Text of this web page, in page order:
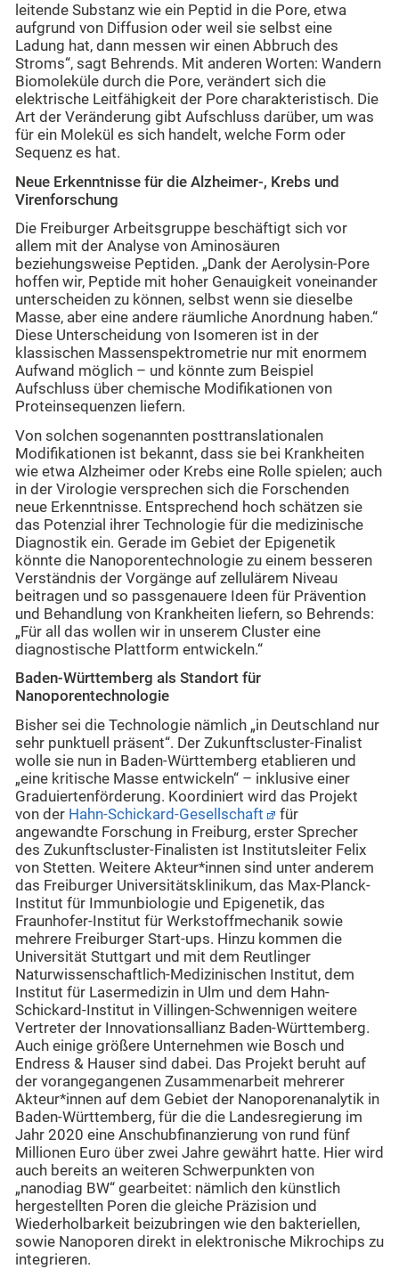
leitende Substanz wie ein Peptid in die Pore, etwa
aufgrund von Diffusion oder weil sie selbst eine
Ladung hat, dann messen wir einen Abbruch des
Stroms“, sagt Behrends. Mit anderen Worten: Wandern
Biomoleküle durch die Pore, verändert sich die
elektrische Leitfähigkeit der Pore charakteristisch. Die
Art der Veränderung gibt Aufschluss darüber, um was
für ein Molekül es sich handelt, welche Form oder
Sequenz es hat.
Neue Erkenntnisse für die Alzheimer-, Krebs und
Virenforschung
Die Freiburger Arbeitsgruppe beschäftigt sich vor
allem mit der Analyse von Aminosäuren
beziehungsweise Peptiden. „Dank der Aerolysin-Pore
hoffen wir, Peptide mit hoher Genauigkeit voneinander
unterscheiden zu können, selbst wenn sie dieselbe
Masse, aber eine andere räumliche Anordnung haben.“
Diese Unterscheidung von Isomeren ist in der
klassischen Massenspektrometrie nur mit enormem
Aufwand möglich – und könnte zum Beispiel
Aufschluss über chemische Modifikationen von
Proteinsequenzen liefern.
Von solchen sogenannten posttranslationalen
Modifikationen ist bekannt, dass sie bei Krankheiten
wie etwa Alzheimer oder Krebs eine Rolle spielen; auch
in der Virologie versprechen sich die Forschenden
neue Erkenntnisse. Entsprechend hoch schätzen sie
das Potenzial ihrer Technologie für die medizinische
Diagnostik ein. Gerade im Gebiet der Epigenetik
könnte die Nanoporentechnologie zu einem besseren
Verständnis der Vorgänge auf zellulärem Niveau
beitragen und so passgenauere Ideen für Prävention
und Behandlung von Krankheiten liefern, so Behrends:
„Für all das wollen wir in unserem Cluster eine
diagnostische Plattform entwickeln.“
Baden-Württemberg als Standort für
Nanoporentechnologie
Bisher sei die Technologie nämlich „in Deutschland nur
sehr punktuell präsent“. Der Zukunftscluster-Finalist
wolle sie nun in Baden-Württemberg etablieren und
„eine kritische Masse entwickeln“ – inklusive einer
Graduiertenförderung. Koordiniert wird das Projekt
von der Hahn-Schickard-Gesellschaft
für
angewandte Forschung in Freiburg, erster Sprecher
des Zukunftscluster-Finalisten ist Institutsleiter Felix
von Stetten. Weitere Akteur*innen sind unter anderem
das Freiburger Universitätsklinikum, das Max-Planck-
Institut für Immunbiologie und Epigenetik, das
Fraunhofer-Institut für Werkstoffmechanik sowie
mehrere Freiburger Start-ups. Hinzu kommen die
Universität Stuttgart und mit dem Reutlinger
Naturwissenschaftlich-Medizinischen Institut, dem
Institut für Lasermedizin in Ulm und dem Hahn-
Schickard-Institut in Villingen-Schwennigen weitere
Vertreter der Innovationsallianz Baden-Württemberg.
Auch einige größere Unternehmen wie Bosch und
Endress & Hauser sind dabei. Das Projekt beruht auf
der vorangegangenen Zusammenarbeit mehrerer
Akteur*innen auf dem Gebiet der Nanoporenanalytik in
Baden-Württemberg, für die die Landesregierung im
Jahr 2020 eine Anschubfinanzierung von rund fünf
Millionen Euro über zwei Jahre gewährt hatte. Hier wird
auch bereits an weiteren Schwerpunkten von
„nanodiag BW“ gearbeitet: nämlich den künstlich
hergestellten Poren die gleiche Präzision und
Wiederholbarkeit beizubringen wie den bakteriellen,
sowie Nanoporen direkt in elektronische Mikrochips zu
integrieren.